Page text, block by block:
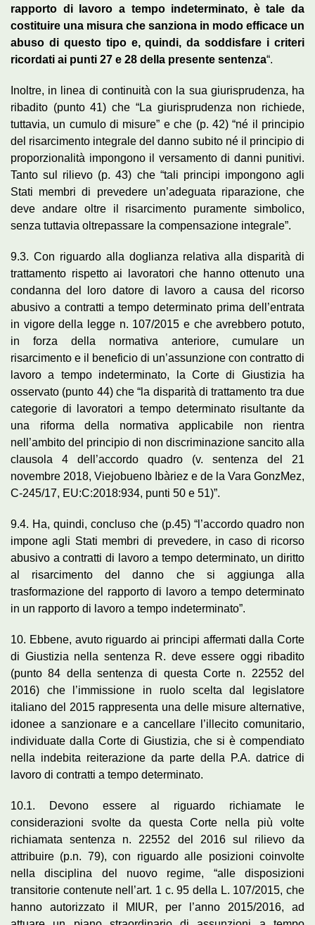
rapporto di lavoro a tempo indeterminato, è tale da
costituire una misura che sanziona in modo efficace un
abuso di questo tipo e, quindi, da soddisfare i criteri
ricordati ai punti 27 e 28 della presente sentenza“.
Inoltre, in linea di continuità con la sua giurisprudenza, ha
ribadito (punto 41) che “La giurisprudenza non richiede,
tuttavia, un cumulo di misure” e che (p. 42) “né il principio
del risarcimento integrale del danno subito né il principio di
proporzionalità impongono il versamento di danni punitivi.
Tanto sul rilievo (p. 43) che “tali principi impongono agli
Stati membri di prevedere un’adeguata riparazione, che
deve andare oltre il risarcimento puramente simbolico,
senza tuttavia oltrepassare la compensazione integrale”.
9.3. Con riguardo alla doglianza relativa alla disparità di
trattamento rispetto ai lavoratori che hanno ottenuto una
condanna del loro datore di lavoro a causa del ricorso
abusivo a contratti a tempo determinato prima dell’entrata
in vigore della legge n. 107/2015 e che avrebbero potuto,
in forza della normativa anteriore, cumulare un
risarcimento e il beneficio di un’assunzione con contratto di
lavoro a tempo indeterminato, la Corte di Giustizia ha
osservato (punto 44) che “la disparità di trattamento tra due
categorie di lavoratori a tempo determinato risultante da
una riforma della normativa applicabile non rientra
nell’ambito del principio di non discriminazione sancito alla
clausola 4 dell’accordo quadro (v. sentenza del 21
novembre 2018, Viejobueno Ibàriez e de la Vara GonzMez,
C-245/17, EU:C:2018:934, punti 50 e 51)”.
9.4. Ha, quindi, concluso che (p.45) “l’accordo quadro non
impone agli Stati membri di prevedere, in caso di ricorso
abusivo a contratti di lavoro a tempo determinato, un diritto
al risarcimento del danno che si aggiunga alla
trasformazione del rapporto di lavoro a tempo determinato
in un rapporto di lavoro a tempo indeterminato”.
10. Ebbene, avuto riguardo ai principi affermati dalla Corte
di Giustizia nella sentenza R. deve essere oggi ribadito
(punto 84 della sentenza di questa Corte n. 22552 del
2016) che l’immissione in ruolo scelta dal legislatore
italiano del 2015 rappresenta una delle misure alternative,
idonee a sanzionare e a cancellare l’illecito comunitario,
individuate dalla Corte di Giustizia, che si è compendiato
nella indebita reiterazione da parte della P.A. datrice di
lavoro di contratti a tempo determinato.
10.1. Devono essere al riguardo richiamate le
considerazioni svolte da questa Corte nella più volte
richiamata sentenza n. 22552 del 2016 sul rilievo da
attribuire (p.n. 79), con riguardo alle posizioni coinvolte
nella disciplina del nuovo regime, “alle disposizioni
transitorie contenute nell’art. 1 c. 95 della L. 107/2015, che
hanno autorizzato il MIUR, per l’anno 2015/2016, ad